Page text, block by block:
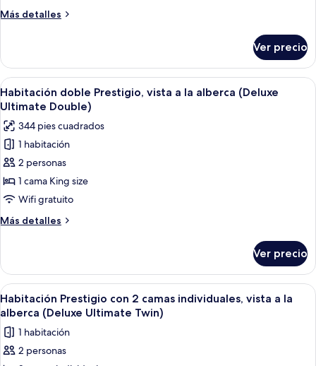
Más detalles
Más
doble
ejecutiva
Ver precio
Abrir
todas
las
fotos
de
Habitación
doble
Prestigio,
vista
a
alberca
(Deluxe
Ultimate
Double)
Una habitación de hotel moderna
5
Habitación doble Prestigio, vista a la alberca (Deluxe
Ultimate Double)
344 pies cuadrados
1 habitación
2 personas
1 cama King size
Wifi gratuito
Más detalles
Más
doble
Prestigio,
vista
a
alberca
(Deluxe
Ultimate
Ver precio
Abrir
todas
las
fotos
de
Minibar, caja de seguridad en la
6
Habitación Prestigio con 2 camas individuales, vista a la
alberca (Deluxe Ultimate Twin)
1 habitación
2 personas